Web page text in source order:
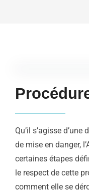
Qu’il s’agisse
de mise en danger,
certaines étapes
le respect de cette
comment elle se